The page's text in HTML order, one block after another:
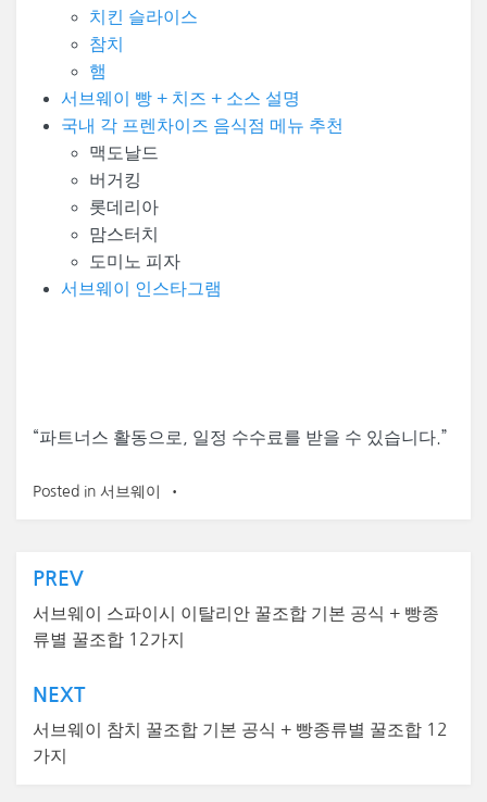
치킨 슬라이스
참치
햄
서브웨이 빵 + 치즈 + 소스 설명
국내 각 프렌차이즈 음식점 메뉴 추천
맥도날드
버거킹
롯데리아
맘스터치
도미노 피자
서브웨이 인스타그램
“파트너스 활동으로, 일정 수수료를 받을 수 있습니다.”
Posted in 서브웨이
글
탐
색
PREV
서브웨이 스파이시 이탈리안 꿀조합 기본 공식 + 빵종
류별 꿀조합 12가지
NEXT
서브웨이 참치 꿀조합 기본 공식 + 빵종류별 꿀조합 12
가지